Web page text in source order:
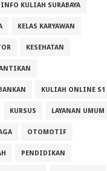
INFO KULIAH SURABAYA
KELAS KARYAWAN
KESEHATAN
KULIAH ONLINE S1
KURSUS LAYANAN UMUM
OTOMOTIF
PENDIDIKAN